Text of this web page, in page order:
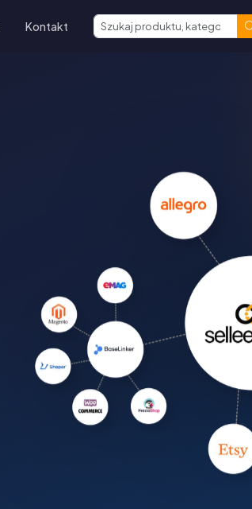
Kontakt